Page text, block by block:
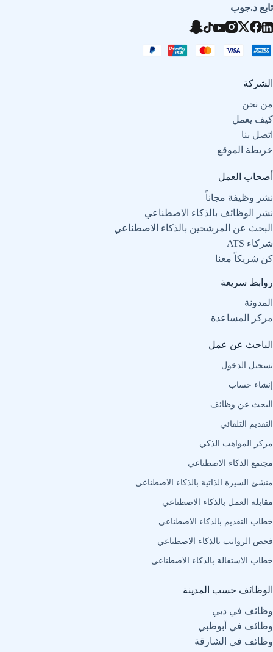
تابع د.جوب
الشركة
من نحن
كيف يعمل
اتصل بنا
خريطة الموقع
أصحاب العمل
نشر وظيفة مجاناً
نشر الوظائف بالذكاء الاصطناعي
البحث عن المرشحين بالذكاء الاصطناعي
شركاء ATS
كن شريكاً معنا
روابط سريعة
المدونة
مركز المساعدة
الباحث عن عمل
تسجيل الدخول
إنشاء حساب
البحث عن وظائف
التقديم التلقائي
مركز المواهب الذكي
مجتمع الذكاء الاصطناعي
منشئ السيرة الذاتية بالذكاء الاصطناعي
مقابلة العمل بالذكاء الاصطناعي
خطاب التقديم بالذكاء الاصطناعي
فحص الرواتب بالذكاء الاصطناعي
خطاب الاستقالة بالذكاء الاصطناعي
الوظائف حسب المدينة
وظائف في دبي
وظائف في أبوظبي
وظائف في الشارقة